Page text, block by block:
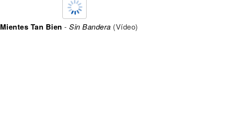
Mientes Tan Bien -Sin Bandera (Vídeo)